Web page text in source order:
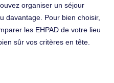
organiser un séjour
davantage. Pour bien choisir,
les EHPAD de votre lieu
sûr vos critères en tête.